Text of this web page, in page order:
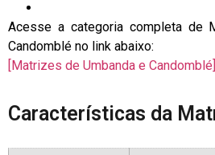
Acesse a categoria completa de
Candomblé no link abaixo:
[Matrizes de Umbanda e Candomblé]
Características da